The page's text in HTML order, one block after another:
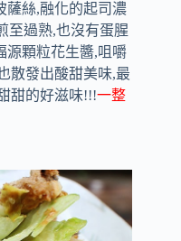
薩絲,融化的起司濃
至過熟,也沒有蛋腥
源顆粒花生醬,咀嚼
散發出酸甜美味,最
甜的好滋味!!!一整